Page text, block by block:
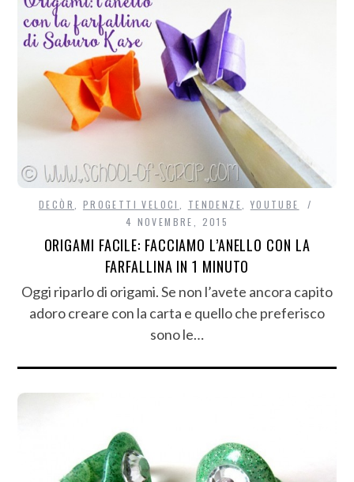
DECÒR PROGETTI VELOCI TENDENZE
YOUTUBE
4 NOVEMBRE, 2015
ORIGAMI FACILE: FACCIAMO L’ANELLO CON LA
FARFALLINA IN 1 MINUTO
Oggi riparlo di origami. Se non l’avete ancora capito
adoro creare con la carta e quello che preferisco
sono le…